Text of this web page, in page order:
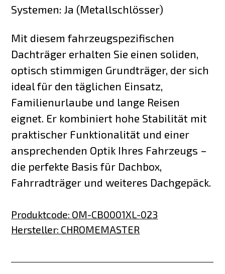
Systemen: Ja (Metallschlösser)
Mit diesem fahrzeugspezifischen
Dachträger erhalten Sie einen soliden,
optisch stimmigen Grundträger, der sich
ideal für den täglichen Einsatz,
Familienurlaube und lange Reisen
eignet. Er kombiniert hohe Stabilität mit
praktischer Funktionalität und einer
ansprechenden Optik Ihres Fahrzeugs –
die perfekte Basis für Dachbox,
Fahrradträger und weiteres Dachgepäck.
Produktcode: OM-CB0001XL-023
Hersteller: CHROMEMASTER